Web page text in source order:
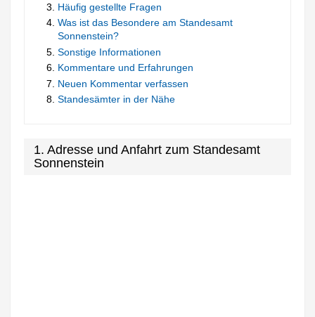
Häufig gestellte Fragen
Was ist das Besondere am Standesamt
Sonnenstein?
Sonstige Informationen
Kommentare und Erfahrungen
Neuen Kommentar verfassen
Standesämter in der Nähe
1. Adresse und Anfahrt zum Standesamt
Sonnenstein